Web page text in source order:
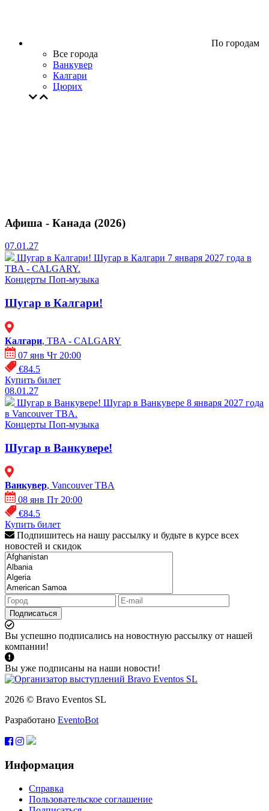
По городам
Все города
Ванкувер
Калгари
Цюрих
Афиша - Канада (2026)
07.01.27
Шугар в Калгари! Шугар в Калгари 7 января 2027 года в
TBA - CALGARY.
Концерты Поп-музыка
Шугар в Калгари!
Калгари, TBA - CALGARY
07 янв Чт 20:00
€84.5
Купить билет
08.01.27
Шугар в Ванкувере! Шугар в Ванкувере 8 января 2027 года
в Vancouver TBA.
Концерты Поп-музыка
Шугар в Ванкувере!
Ванкувер, Vancouver TBA
08 янв Пт 20:00
€84.5
Купить билет
Подпишитесь на нашу рассылку и будьте в курсе всех
новостей и скидок
Подписаться
Вы успешно подписались на новостную рассылку от нашей
компании!
Вы уже подписаны на наши новости!
2026 © Bravo Eventos SL
Разработано EventoBot
Информация
Справка
Пользовательское соглашение